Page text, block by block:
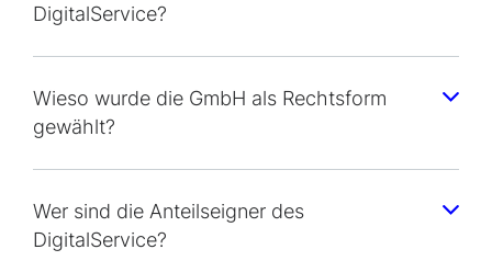
DigitalService?
Wieso wurde die GmbH als Rechtsform
gewählt?
Wer sind die Anteilseigner des
DigitalService?